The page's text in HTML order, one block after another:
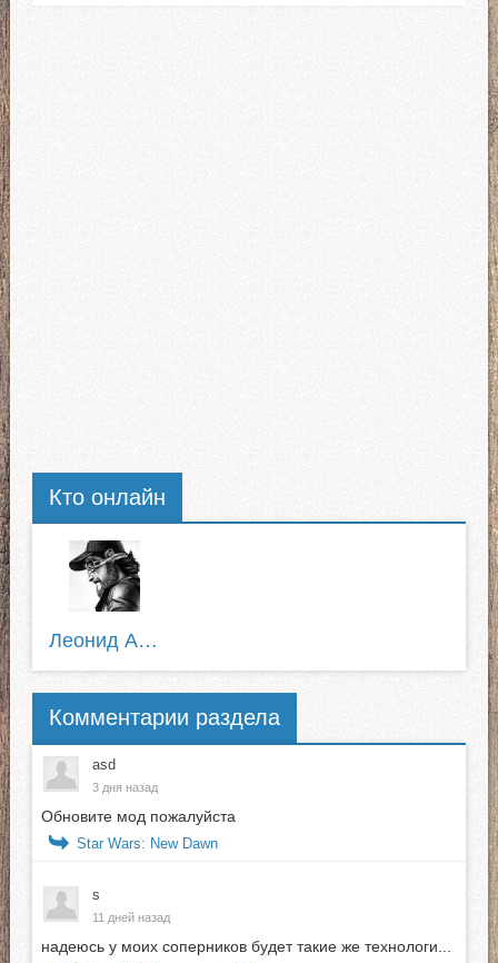
Кто онлайн
Леонид Августовский
Комментарии раздела
asd
3 дня назад
Обновите мод пожалуйста
Star Wars: New Dawn
s
11 дней назад
надеюсь у моих соперников будет такие же технологи...